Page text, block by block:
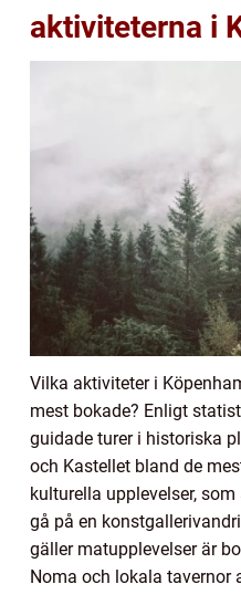
aktiviteterna i
Vilka aktiviteter i
mest bokade? Enligt
guidade turer i historiska
och Kastellet bland de
kulturella upplevelser,
gå på en
gäller matupplevelser är
Noma och lokala tavernor